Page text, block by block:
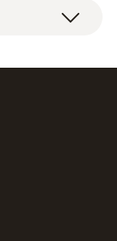
点：2.5 / 5